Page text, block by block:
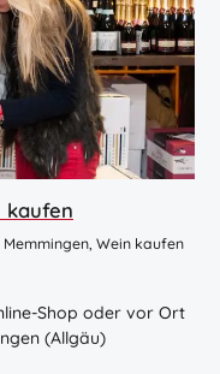
kaufen
Wein kaufen
Shop oder vor Ort
(Allgäu)